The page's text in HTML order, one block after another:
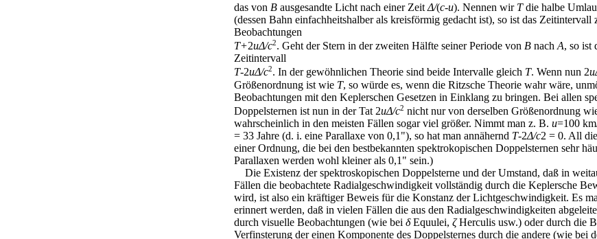
das von B ausgesandte Licht nach einer Zeit Δ/(c-u). Nennen wir Tdie halbe
(dessen Bahn einfachheitshalber als kreisförmig gedacht ist), so ist das Zeitintervall
Beobachtungen
T+2uΔ/c2. Geht der Stern in der zweiten Hälfte seiner Periode von B nach A, so ist
Zeitintervall
T-2uΔ/c2. In der gewöhnlichen Theorie sind beide Intervalle gleich T. Wenn nun 2
Größenordnung ist wie T, so würde es, wenn die Ritzsche Theorie wahr wäre,
Beobachtungen mit den Keplerschen Gesetzen in Einklang zu bringen. Bei allen
Doppelsternen ist nun in der Tat 2uΔ/c2 nicht nur von derselben Größenordnung
wahrscheinlich in den meisten Fällen sogar viel größer. Nimmt man z. B. u=100
= 33 Jahre (d. i. eine Parallaxe von 0,1"), so hat man annähernd T-2Δ/c2 = 0. All
einer Ordnung, die bei den bestbekannten spektrokopischen Doppelsternen sehr
Parallaxen werden wohl kleiner als 0,1" sein.)
Die Existenz der spektroskopischen Doppelsterne und der Umstand, daß in
Fällen die beobachtete Radialgeschwindigkeit vollständig durch die Keplersche
wird, ist also ein kräftiger Beweis für die Konstanz der Lichtgeschwindigkeit. Es
erinnert werden, daß in vielen Fällen die aus den Radialgeschwindigkeiten
durch visuelle Beobachtungen (wie bei δEquulei, ζHerculis usw.) oder durch die
Verfinsterung der einen Komponente des Doppelsternes durch die andere (wie bei